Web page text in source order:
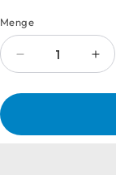
Anzahl
Menge
Verringere
die
Menge
die